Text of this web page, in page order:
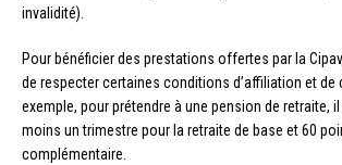
invalidité).
Pour bénéficier des prestations offertes par la
de respecter certaines conditions d’affiliation et de
exemple, pour prétendre à une pension de retraite,
moins un trimestre pour la retraite de base et 60
complémentaire.